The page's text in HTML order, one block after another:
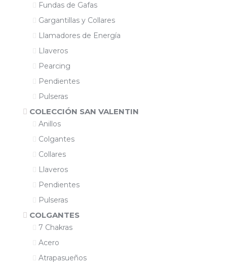
Fundas de Gafas
Gargantillas y Collares
Llamadores de Energía
Llaveros
Pearcing
Pendientes
Pulseras
COLECCIÓN SAN VALENTIN
Anillos
Colgantes
Collares
Llaveros
Pendientes
Pulseras
COLGANTES
7 Chakras
Acero
Atrapasueños